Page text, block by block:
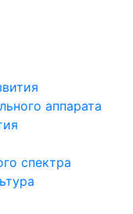
аппарата
спектра